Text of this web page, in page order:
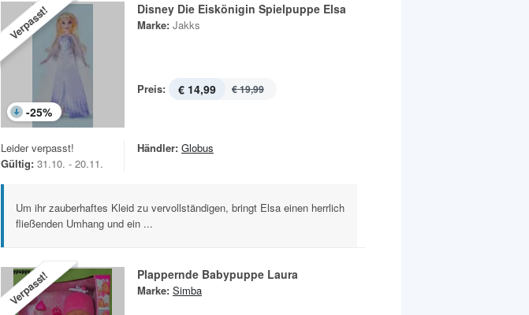
Verpasst!
-25%
Disney Die Eiskönigin Spielpuppe Elsa
Marke: Jakks
Preis: € 14,99 € 19,99
Leider verpasst!
Gültig: 31.10. - 20.11.
Händler: Globus
Um ihr zauberhaftes Kleid zu vervollständigen, bringt Elsa einen herrlich
fließenden Umhang und ein ...
Verpasst! Plappernde Babypuppe Laura
Marke: Simba